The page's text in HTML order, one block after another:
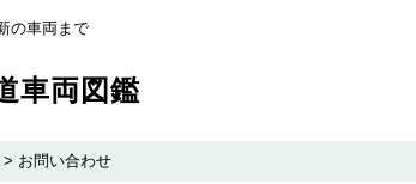
の車両まで
車両図鑑
> お問い合わせ